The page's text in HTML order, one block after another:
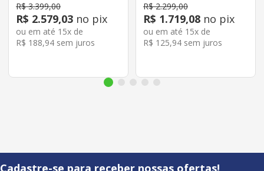
R$ 3.399,00
R$ 2.579,03 no pix
ou em até 15x de
R$ 188,94 sem juros
R$ 2.299,00
R$ 1.719,08 no pix
ou em até 15x de
R$ 125,94 sem juros
Cadastre-se para receber nossas ofertas!